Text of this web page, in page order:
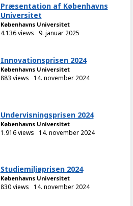
Præsentation af Københavns
Universitet
Københavns Universitet
4.136 views 9. januar 2025
Innovationsprisen 2024
Københavns Universitet
883 views 14. november 2024
Undervisningsprisen 2024
Københavns Universitet
1.916 views 14. november 2024
Studiemiljøprisen 2024
Københavns Universitet
830 views 14. november 2024